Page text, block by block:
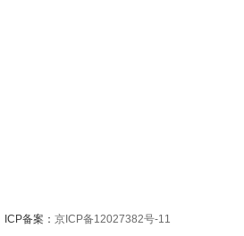
备案： 京ICP备12027382号-11